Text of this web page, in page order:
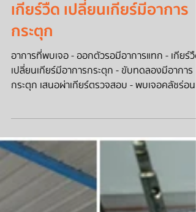
HONDA ODYSSEY ออกตัวรอ
เกียร์วืด เปลี่ยนเกียร์มีอาการ
กระตุก
อาการที่พบเจอ - ออกตัวรอมีอาการแทก - เกียร์วืด
เปลี่ยนเกียร์มีอาการกระตุก - ขับทดลองมีอาการ